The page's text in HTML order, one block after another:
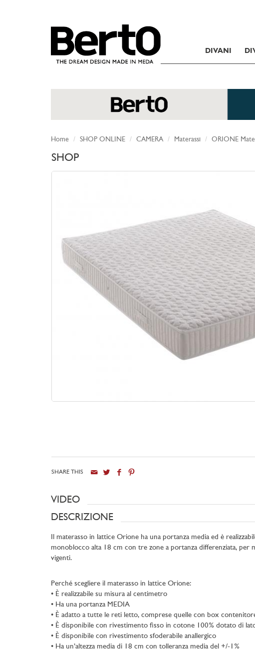
DIVANI
Home SHOP ONLINE CAMERA Materassi ORIONE
SHOP
SHARE THIS
VIDEO
DESCRIZIONE
Il materasso in lattice Orione ha una portanza media ed è
monoblocco alta 18 cm con tre zone a portanza differenziata,
vigenti.
Perché scegliere il materasso in lattice Orione:
• È realizzabile su misura al centimetro
• Ha una portanza MEDIA
• È adatto a tutte le reti letto, comprese quelle con box
• È disponibile con rivestimento fisso in cotone 100% dotato di
• È disponibile con rivestimento sfoderabile anallergico
• Ha un’altezza media di 18 cm con tolleranza media del +/-1%